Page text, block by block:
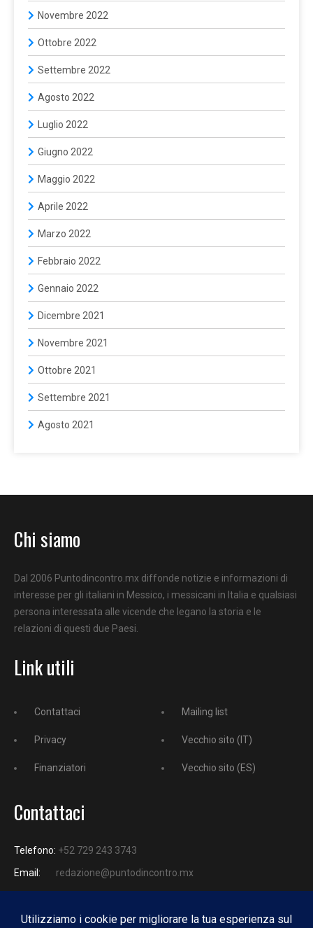
Novembre 2022
Ottobre 2022
Settembre 2022
Agosto 2022
Luglio 2022
Giugno 2022
Maggio 2022
Aprile 2022
Marzo 2022
Febbraio 2022
Gennaio 2022
Dicembre 2021
Novembre 2021
Ottobre 2021
Settembre 2021
Agosto 2021
Chi siamo
Dal 2006 Puntodincontro.mx diffonde notizie e informazioni di
interesse per gli italiani in Messico, i messicani in Italia e qualsiasi
persona interessata alle vicende che legano la storia e le
relazioni di questi due Paesi.
Link utili
Contattaci
Privacy
Finanziatori
Mailing list
Vecchio sito (IT)
Vecchio sito (ES)
Contattaci
Telefono: +52 729 243 3743
Email:
redazione@puntodincontro.mx